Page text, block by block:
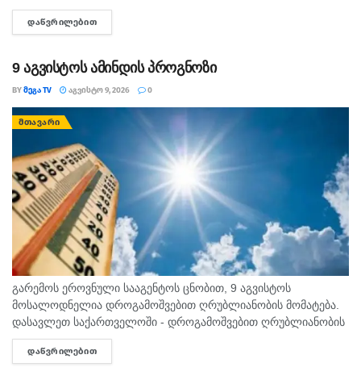
საკითხების მოსაგვარებლად კარგი დღეა. შეიძლება
საინტერესო შესაძლებლობა გამოჩნდეს. პირად ცხოვრებაში...
ᲓᲐᲬᲕᲠᲘᲚᲔᲑᲘᲗ
9 აგვისტოს ამინდის პროგნოზი
BYᲛᲔᲒᲐ TV ᲐᲒᲕᲘᲡᲢᲝ 9, 2026 0
ᲛᲗᲐᲕᲐᲠᲘ
გარემოს ეროვნული სააგენტოს ცნობით, 9 აგვისტოს
მოსალოდნელია დროგამოშვებით ღრუბლიანობის მომატება.
დასავლეთ საქართველოში - დროგამოშვებით ღრუბლიანობის
მომატება. უმეტეს რაიონში ხანმოკლე წვიმა და ელჭექი, ზოგან
ძლიერი. დასავლეთის ქარი 10-15 მ/წმ, ელჭექის დროს
ᲓᲐᲬᲕᲠᲘᲚᲔᲑᲘᲗ